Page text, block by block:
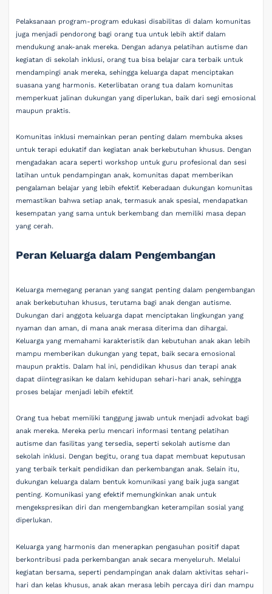
Pelaksanaan program-program edukasi disabilitas di dalam komunitas
juga menjadi pendorong bagi orang tua untuk lebih aktif dalam
mendukung anak-anak mereka. Dengan adanya pelatihan autisme dan
kegiatan di sekolah inklusi, orang tua bisa belajar cara terbaik untuk
mendampingi anak mereka, sehingga keluarga dapat menciptakan
suasana yang harmonis. Keterlibatan orang tua dalam komunitas
memperkuat jalinan dukungan yang diperlukan, baik dari segi emosional
maupun praktis.
Komunitas inklusi memainkan peran penting dalam membuka akses
untuk terapi edukatif dan kegiatan anak berkebutuhan khusus. Dengan
mengadakan acara seperti workshop untuk guru profesional dan sesi
latihan untuk pendampingan anak, komunitas dapat memberikan
pengalaman belajar yang lebih efektif. Keberadaan dukungan komunitas
memastikan bahwa setiap anak, termasuk anak spesial, mendapatkan
kesempatan yang sama untuk berkembang dan memiliki masa depan
yang cerah.
Peran Keluarga dalam Pengembangan
Keluarga memegang peranan yang sangat penting dalam pengembangan
anak berkebutuhan khusus, terutama bagi anak dengan autisme.
Dukungan dari anggota keluarga dapat menciptakan lingkungan yang
nyaman dan aman, di mana anak merasa diterima dan dihargai.
Keluarga yang memahami karakteristik dan kebutuhan anak akan lebih
mampu memberikan dukungan yang tepat, baik secara emosional
maupun praktis. Dalam hal ini, pendidikan khusus dan terapi anak
dapat diintegrasikan ke dalam kehidupan sehari-hari anak, sehingga
proses belajar menjadi lebih efektif.
Orang tua hebat memiliki tanggung jawab untuk menjadi advokat bagi
anak mereka. Mereka perlu mencari informasi tentang pelatihan
autisme dan fasilitas yang tersedia, seperti sekolah autisme dan
sekolah inklusi. Dengan begitu, orang tua dapat membuat keputusan
yang terbaik terkait pendidikan dan perkembangan anak. Selain itu,
dukungan keluarga dalam bentuk komunikasi yang baik juga sangat
penting. Komunikasi yang efektif memungkinkan anak untuk
mengekspresikan diri dan mengembangkan keterampilan sosial yang
diperlukan.
Keluarga yang harmonis dan menerapkan pengasuhan positif dapat
berkontribusi pada perkembangan anak secara menyeluruh. Melalui
kegiatan bersama, seperti pendampingan anak dalam aktivitas sehari-
hari dan kelas khusus, anak akan merasa lebih percaya diri dan mampu